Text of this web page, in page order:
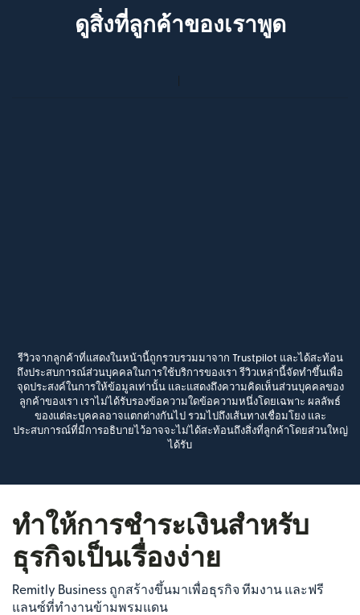
ดูสิ่งที่ลูกค้าของเราพูด
รีวิวจากลูกค้าที่แสดงในหน้านี้ถูกรวบรวมมาจาก Trustpilot และได้สะท้อน
ถึงประสบการณ์ส่วนบุคคลในการใช้บริการของเรา รีวิวเหล่านี้จัดทำขึ้นเพื่อ
จุดประสงค์ในการให้ข้อมูลเท่านั้น และแสดงถึงความคิดเห็นส่วนบุคคลของ
ลูกค้าของเรา เราไม่ได้รับรองข้อความใดข้อความหนึ่งโดยเฉพาะ ผลลัพธ์
ของแต่ละบุคคลอาจแตกต่างกันไป รวมไปถึงเส้นทางเชื่อมโยง และ
ประสบการณ์ที่มีการอธิบายไว้อาจจะไม่ได้สะท้อนถึงสิ่งที่ลูกค้าโดยส่วนใหญ่
ได้รับ
ทำให้การชำระเงินสำหรับ
ธุรกิจเป็นเรื่องง่าย
Remitly Business ถูกสร้างขึ้นมาเพื่อธุรกิจ ทีมงาน และฟรี
แลนซ์ที่ทำงานข้ามพรมแดน